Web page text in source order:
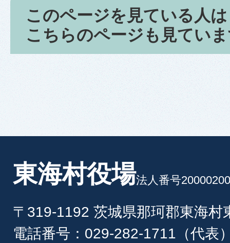
このページを見ている人は
こちらのページも見てい
東海村役場法人番号
〒319-1192 茨城県那珂郡東海村
電話番号：029-282-1711（代表